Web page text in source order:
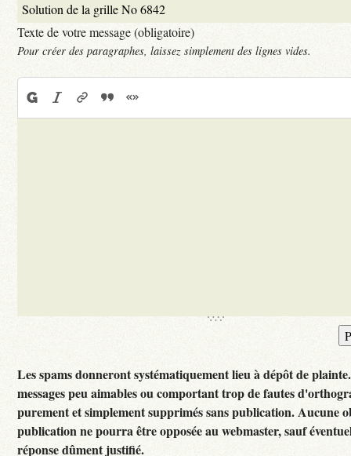
Texte de votre message (obligatoire)
Pour créer des paragraphes, laissez simplement des lignes vides.
Les spams donneront systématiquement lieu à dépôt de
messages peu aimables ou comportant trop de fautes
purement et simplement supprimés sans publication. Aucune
publication ne pourra être opposée au webmaster, sauf
réponse dûment justifié.